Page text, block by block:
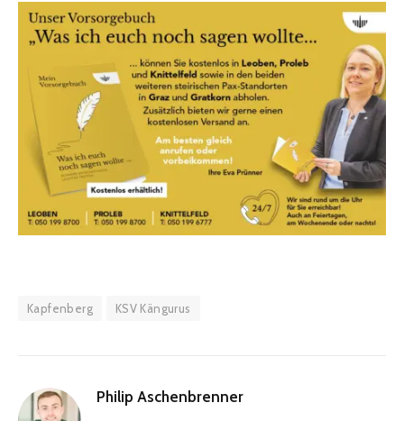
Kapfenberg KSV Kängurus
Philip Aschenbrenner